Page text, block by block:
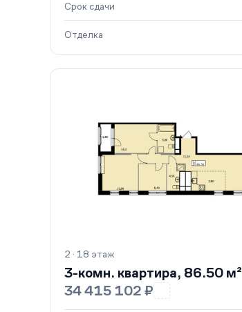
Срок сдачи
Отделка
2 · 18 этаж
3-комн. квартира, 86.50 м²
34 415 102 ₽